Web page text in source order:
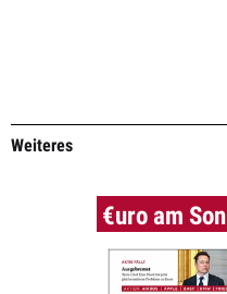
Weiteres
€uro am